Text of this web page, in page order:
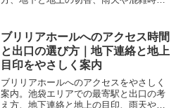
ブリリアホールへのアクセス時間
と出口の選び方｜地下連絡と地上
目印をやさしく案内
ブリリアホールへのアクセスをやさしく
案内。池袋エリアでの最寄駅と出口の考
え方、地下連絡と地上の目印、雨天や混